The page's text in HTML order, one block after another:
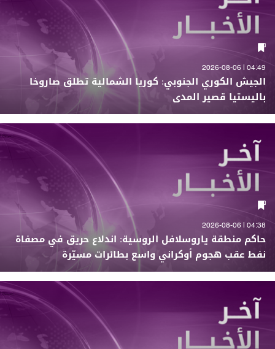
04:49 | 2026-08-06
الجيش الكوري الجنوبي: كوريا الشمالية تطلق صاروخا
باليستيا قصير المدى
04:38 | 2026-08-06
حاكم منطقة ياروسلافل الروسية: اندلاع حريق في مصفاة
نفط عقب هجوم أوكراني واسع بطائرات مسيّرة